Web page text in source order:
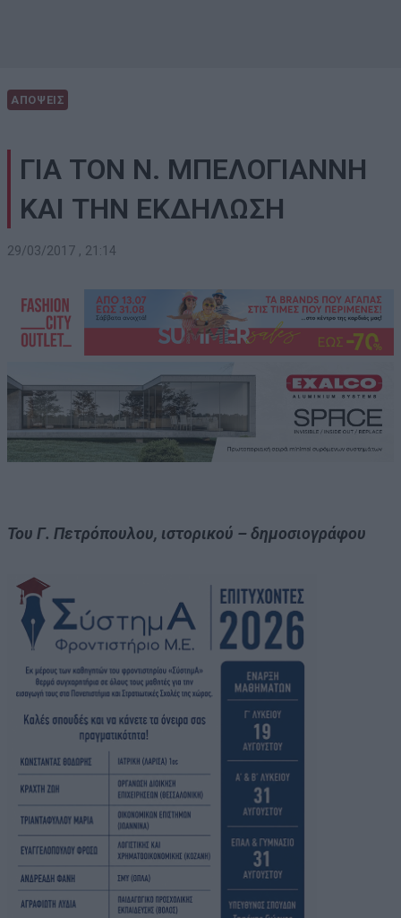
ΑΠΟΨΕΙΣ
ΓΙΑ ΤΟΝ Ν. ΜΠΕΛΟΓΙΑΝΝΗ
ΚΑΙ ΤΗΝ ΕΚΔΗΛΩΣΗ
29/03/2017 , 21:14
Του Γ. Πετρόπουλου, ιστορικού – δημοσιογράφου